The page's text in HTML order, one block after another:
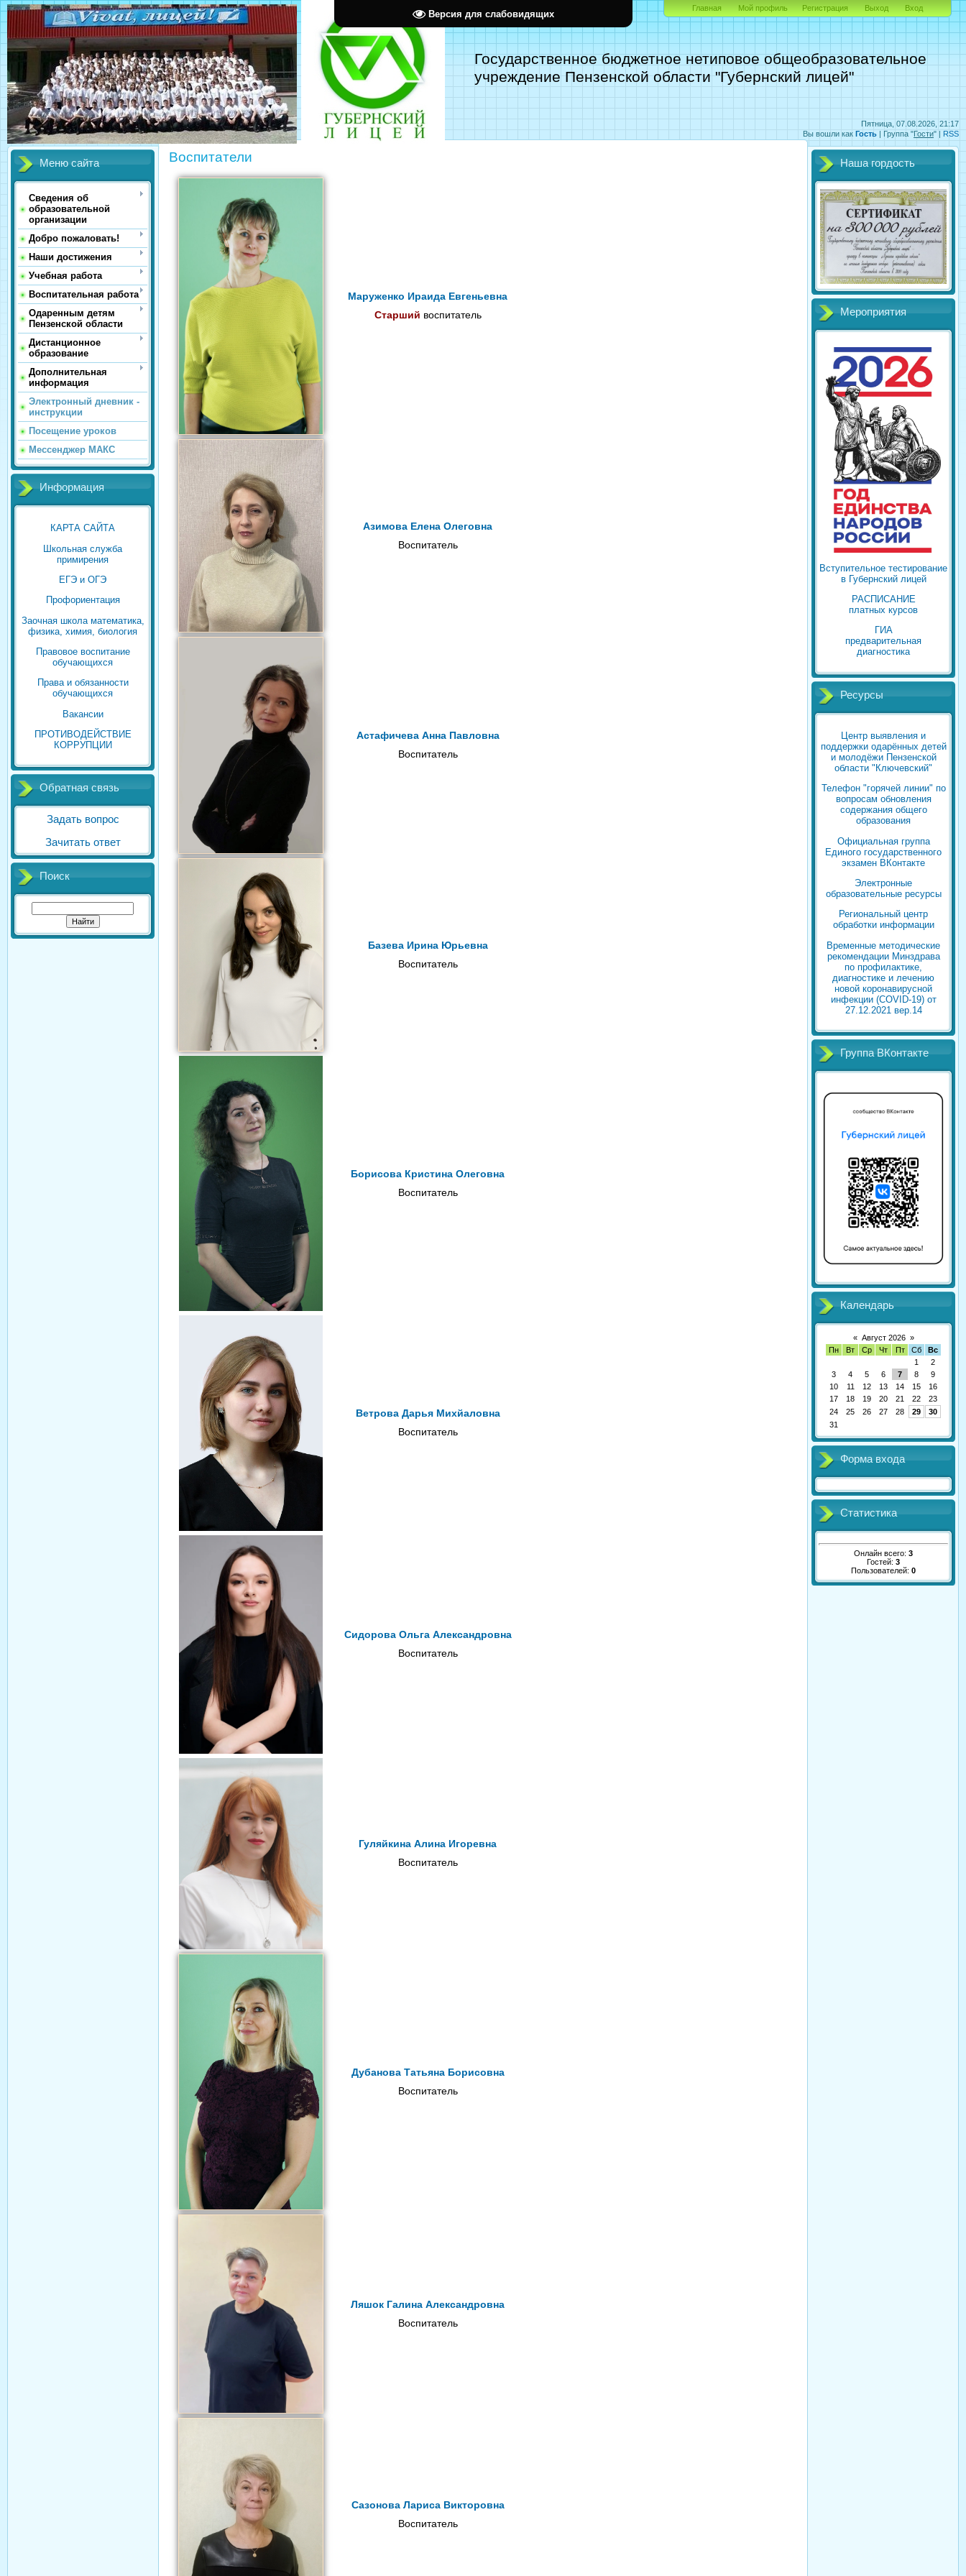
Версия для слабовидящих
Пятница, 07.08.2026, 21:17
Вы вошли как Гость | Группа "Гости" | RSS
Государственное бюджетное нетиповое общеобразовательное
учреждение Пензенской области "Губернский лицей"
Главная Мой профиль Регистрация Выход Вход
Меню сайта
Сведения об
образовательной
организации
Добро пожаловать!
Наши достижения
Учебная работа
Воспитательная работа
Одаренным детям
Пензенской области
Дистанционное
образование
Дополнительная
информация
Электронный дневник -
инструкции
Посещение уроков
Мессенджер МАКС
Информация
КАРТА САЙТА
Школьная служба
примирения
ЕГЭ и ОГЭ
Профориентация
Заочная школа математика,
физика, химия, биология
Правовое воспитание
обучающихся
Права и обязанности
обучающихся
Вакансии
ПРОТИВОДЕЙСТВИЕ
КОРРУПЦИИ
Обратная связь
Задать вопрос
Зачитать ответ
Поиск
Воспитатели
Маруженко Ираида Евгеньевна
Старший воспитатель
Азимова Елена Олеговна
Воспитатель
Астафичева Анна Павловна
Воспитатель
Базева Ирина Юрьевна
Воспитатель
Борисова Кристина Олеговна
Воспитатель
Ветрова Дарья Михйаловна
Воспитатель
Сидорова Ольга Александровна
Воспитатель
Гуляйкина Алина Игоревна
Воспитатель
Дубанова Татьяна Борисовна
Воспитатель
Ляшок Галина Александровна
Воспитатель
Сазонова Лариса Викторовна
Воспитатель
Наша гордость
Мероприятия
Вступительное тестирование
в Губернский лицей
РАСПИСАНИЕ
платных курсов
ГИА
предварительная
диагностика
Ресурсы
Центр выявления и
поддержки одарённых детей
и молодёжи Пензенской
области "Ключевский"
Телефон "горячей линии" по
вопросам обновления
содержания общего
образования
Официальная группа
Единого государственного
экзамен ВКонтакте
Электронные
образовательные ресурсы
Региональный центр
обработки информации
Временные методические
рекомендации Минздрава
по профилактике,
диагностике и лечению
новой коронавирусной
инфекции (COVID-19) от
27.12.2021 вер.14
Группа ВКонтакте
Календарь
« Август 2026 »
Пн
Вт Ср Чт Пт Сб
Вс
1
2
3
4 5 6 7 8
9
10
11 12 13 14 15
16
17
18 19 20 21 22
23
24
25 26 27 28 29
30
31
Форма входа
Статистика
Онлайн всего: 3
Гостей: 3
Пользователей: 0